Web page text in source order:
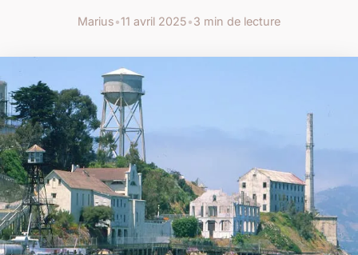
Marius•11 avril 2025•3 min de lecture